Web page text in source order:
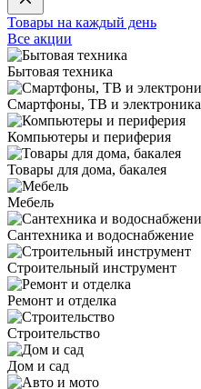
Товары на каждый день
Все акции
Бытовая техника
Смартфоны, ТВ и электроника
Компьютеры и периферия
Товары для дома, бакалея
Мебель
Сантехника и водоснабжение
Строительный инструмент
Ремонт и отделка
Строительство
Дом и сад